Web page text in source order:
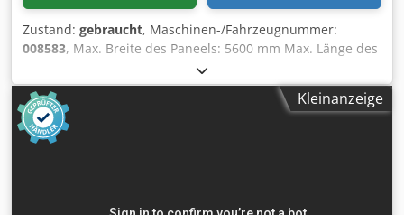
Zustand: gebraucht, Maschinen-/Fahrzeugnummer:
008583, Max. Breite des Paneels: 5600 mm Max. Länge des
Paneels: 2200 mm Max. Vorstand Hauptsägeblatt: 135 mm
Anzahl der Spannzangen: 11 Dkedpfx Aey Stwgehpjr
Kleinanzeige